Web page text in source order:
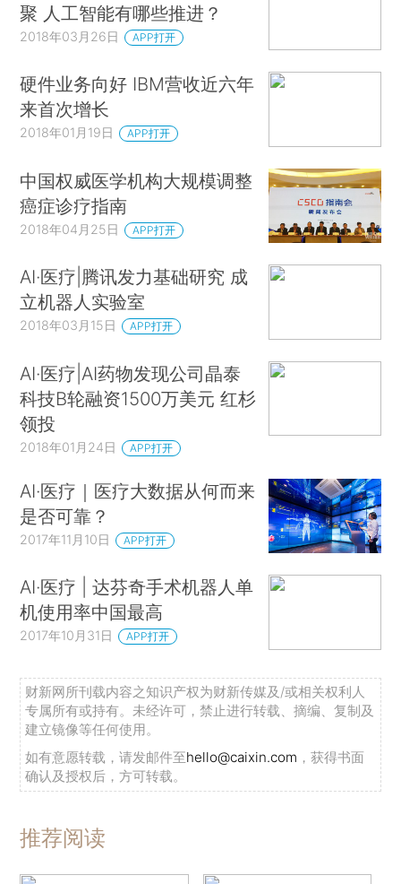
聚 人工智能有哪些推进？
2018年03月26日 APP打开
硬件业务向好 IBM营收近六年
来首次增长
2018年01月19日 APP打开
中国权威医学机构大规模调整
癌症诊疗指南
2018年04月25日 APP打开
AI·医疗|腾讯发力基础研究 成
立机器人实验室
2018年03月15日 APP打开
AI·医疗|AI药物发现公司晶泰
科技B轮融资1500万美元 红杉
领投
2018年01月24日 APP打开
AI·医疗｜医疗大数据从何而来
是否可靠？
2017年11月10日 APP打开
AI·医疗 | 达芬奇手术机器人单
机使用率中国最高
2017年10月31日 APP打开
财新网所刊载内容之知识产权为财新传媒及/或相关权利人
专属所有或持有。未经许可，禁止进行转载、摘编、复制及
建立镜像等任何使用。
如有意愿转载，请发邮件至hello@caixin.com ，获得书面
确认及授权后，方可转载。
推荐阅读